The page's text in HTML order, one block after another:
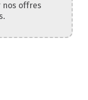
nos offres